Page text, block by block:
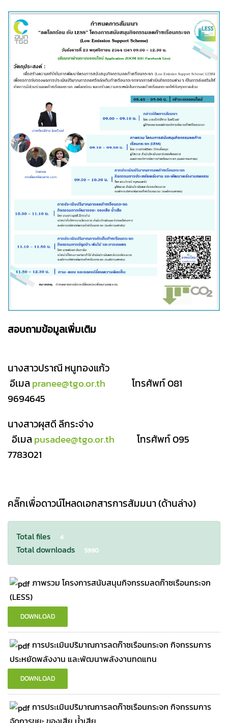
สอบถามข้อมูลเพิ่มเติม
นางสาวปราณี หนูทองแก้ว
อีเมล pranee@tgo.or.th
โทรศัพท์ 081
9694645
นางสาวผุสดี ลีกระจ่าง
อีเมล pusadee@tgo.or.th โทรศัพท์095
7783021
คลิ๊กเพื่อดาวน์โหลดเอกสารการสัมมนา (ด้านล่าง)
Total files 4
Total downloads 5990
ภาพรวม โครงการสนับสนุนกิจกรรมลดก๊าซเรือนกระจก
(LESS)
DOWNLOAD
การประเมินปริมาณการลดก๊าซเรือนกระจก กิจกรรมการ
ประหยัดพลังงาน และพัฒนาพลังงานทดแทน
DOWNLOAD
การประเมินปริมาณการลดก๊าซเรือนกระจก กิจกรรมการ